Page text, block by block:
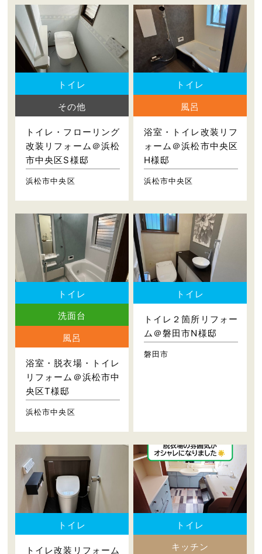
トイレ
その他
トイレ・フローリング
改装リフォーム＠浜松
市中央区S様邸
浜松市中央区
トイレ
風呂
浴室・トイレ改装リフ
ォーム＠浜松市中央区
H様邸
浜松市中央区
トイレ
洗面台
風呂
浴室・脱衣場・トイレ
リフォーム＠浜松市中
央区T様邸
浜松市中央区
トイレ
トイレ２箇所リフォー
ム＠磐田市N様邸
磐田市
トイレ
トイレ改装リフォーム
トイレ
キッチン